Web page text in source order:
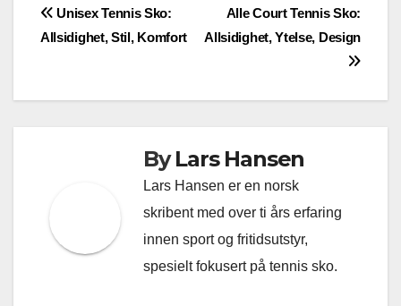
Post
navigation
Alle Court Tennis Sko:
Allsidighet, Ytelse, Design
Unisex Tennis Sko:
Allsidighet, Stil, Komfort
ByLars Hansen
Lars Hansen er en norsk
skribent med over ti års erfaring
innen sport og fritidsutstyr,
spesielt fokusert på tennis sko.